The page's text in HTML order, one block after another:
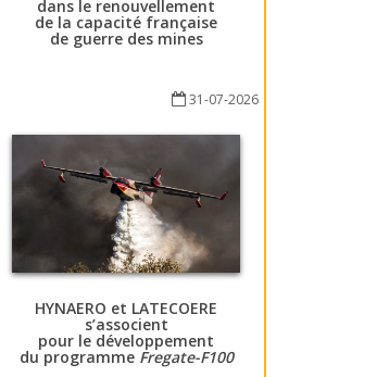
dans le renouvellement
de la capacité française
de guerre des mines
31-07-2026
HYNAERO et LATECOERE
s’associent
pour le développement
du programme Fregate-F100